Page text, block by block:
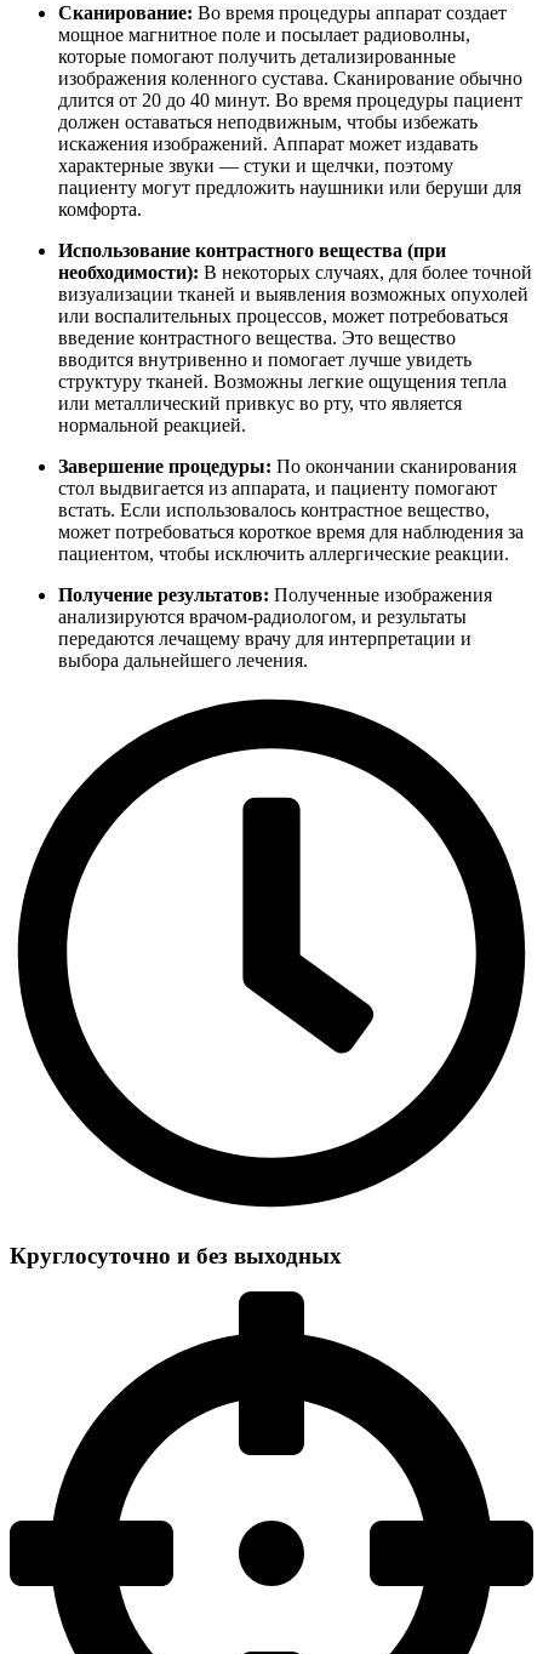
Сканирование: Во время процедуры аппарат создает
мощное магнитное поле и посылает радиоволны,
которые помогают получить детализированные
изображения коленного сустава. Сканирование обычно
длится от 20 до 40 минут. Во время процедуры пациент
должен оставаться неподвижным, чтобы избежать
искажения изображений. Аппарат может издавать
характерные звуки — стуки и щелчки, поэтому
пациенту могут предложить наушники или беруши для
комфорта.
Использование контрастного вещества (при
необходимости): В некоторых случаях, для более точной
визуализации тканей и выявления возможных опухолей
или воспалительных процессов, может потребоваться
введение контрастного вещества. Это вещество
вводится внутривенно и помогает лучше увидеть
структуру тканей. Возможны легкие ощущения тепла
или металлический привкус во рту, что является
нормальной реакцией.
Завершение процедуры: По окончании сканирования
стол выдвигается из аппарата, и пациенту помогают
встать. Если использовалось контрастное вещество,
может потребоваться короткое время для наблюдения за
пациентом, чтобы исключить аллергические реакции.
Получение результатов: Полученные изображения
анализируются врачом-радиологом, и результаты
передаются лечащему врачу для интерпретации и
выбора дальнейшего лечения.
Круглосуточно и без выходных